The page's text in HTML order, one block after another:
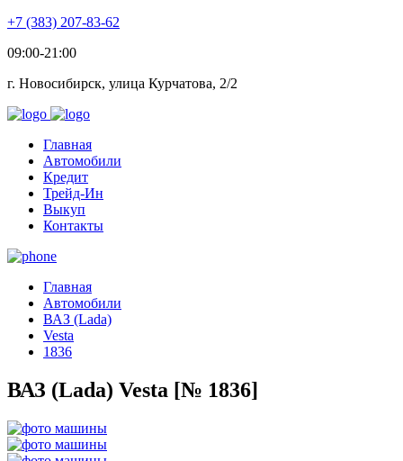
+7 (383) 207-83-62
09:00-21:00
г. Новосибирск, улица Курчатова, 2/2
Главная
Автомобили
Кредит
Трейд-Ин
Выкуп
Контакты
Главная
Автомобили
ВАЗ (Lada)
Vesta
1836
ВАЗ (Lada) Vesta [№ 1836]